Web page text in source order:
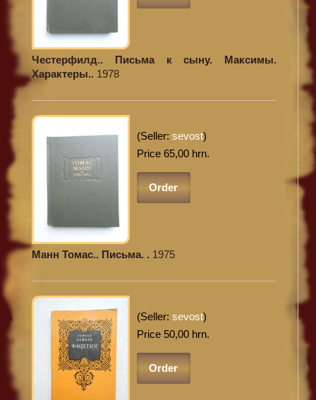
Честерфилд.. Письма к сыну. Максимы.
Характеры.. 1978
(Seller: sevost)
Price 65,00 hrn.
Order
Манн Томас.. Письма. . 1975
(Seller: sevost)
Price 50,00 hrn.
Order